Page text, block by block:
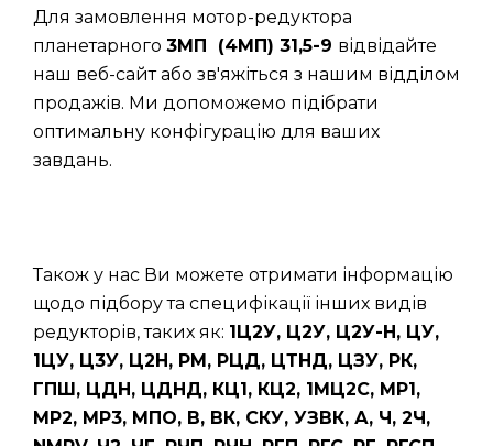
Для замовлення мотор-редуктора
планетарного 3МП (4МП) 31,5-9 відвідайте
наш веб-сайт або зв'яжіться з нашим відділом
продажів. Ми допоможемо підібрати
оптимальну конфігурацію для ваших
завдань.
Також у нас Ви можете отримати інформацію
щодо підбору та специфікації інших видів
редукторів, таких як: 1Ц2У, Ц2У, Ц2У-Н, ЦУ,
1ЦУ, Ц3У, Ц2Н, РМ, РЦД, ЦТНД, ЦЗУ, РК,
ГПШ, ЦДН, ЦДНД, КЦ1, КЦ2, 1МЦ2С, МР1,
МР2, МР3, МПО, В, ВК, СКУ, УЗВК, А, Ч, 2Ч,